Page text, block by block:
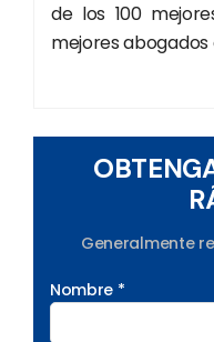
de los 100
mejores abogados
Generalmente
Nombre *